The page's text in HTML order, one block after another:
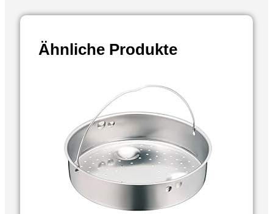
Ähnliche Produkte